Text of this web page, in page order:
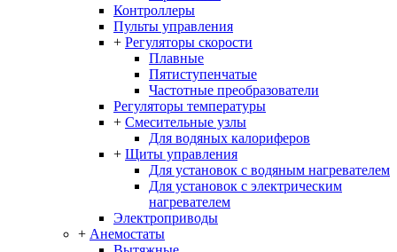
Контроллеры
Пульты управления
+ Регуляторы скорости
Плавные
Пятиступенчатые
Частотные преобразователи
Регуляторы температуры
+ Смесительные узлы
Для водяных калориферов
+ Щиты управления
Для установок с водяным нагревателем
Для установок с электрическим
нагревателем
Электроприводы
+ Анемостаты